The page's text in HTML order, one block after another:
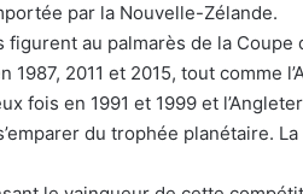
par la Nouvelle-Zélande.
figurent au palmarès de la
2011 et 2015, tout comme
fois en 1991 et 1999 et
du trophée planétaire.